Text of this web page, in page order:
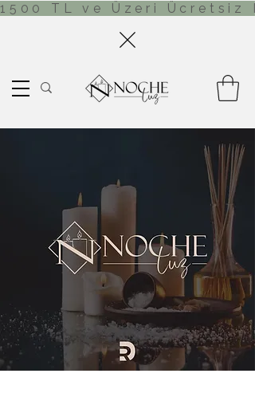
1500 TL ve Üzeri Ücretsiz